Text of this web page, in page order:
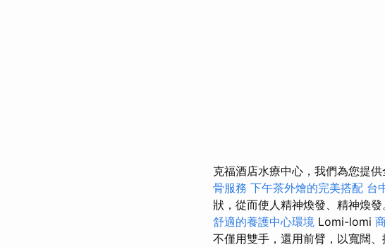
克福酒店水療中心，我們為您提
骨服務 下午茶外燴的完美搭配 台
狀，從而使人精神煥發、精神煥發
舒適的養護中心環境 Lomi-lomi
不僅用雙手，還用前臂，以寬闊